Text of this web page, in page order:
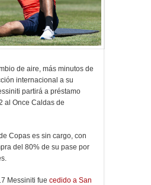
de aire, más minutos de
internacional a su
partirá a préstamo
al Once Caldas de
Copas es sin cargo, con
del 80% de su pase por
Messiniti fue cedido a San